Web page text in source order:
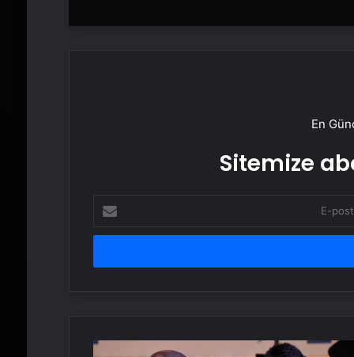
En
Sitemize
posta
adresinizi
AK